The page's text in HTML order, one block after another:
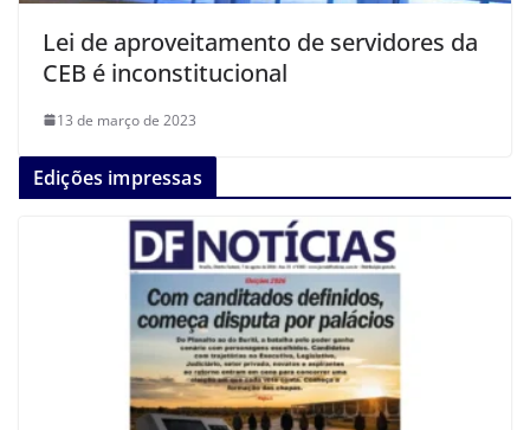
Lei de aproveitamento de servidores da
CEB é inconstitucional
13 de março de 2023
Edições impressas